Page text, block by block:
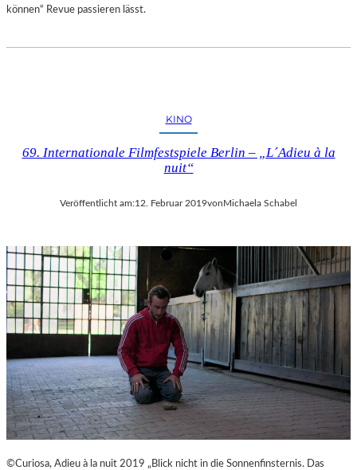
können“ Revue passieren lässt.
KINO
69. Internationale Filmfestspiele Berlin – „L´Adieu à la
nuit“
Veröffentlicht am:12. Februar 2019vonMichaela Schabel
©Curiosa, Adieu à la nuit 2019 „Blick nicht in die Sonnenfinsternis. Das